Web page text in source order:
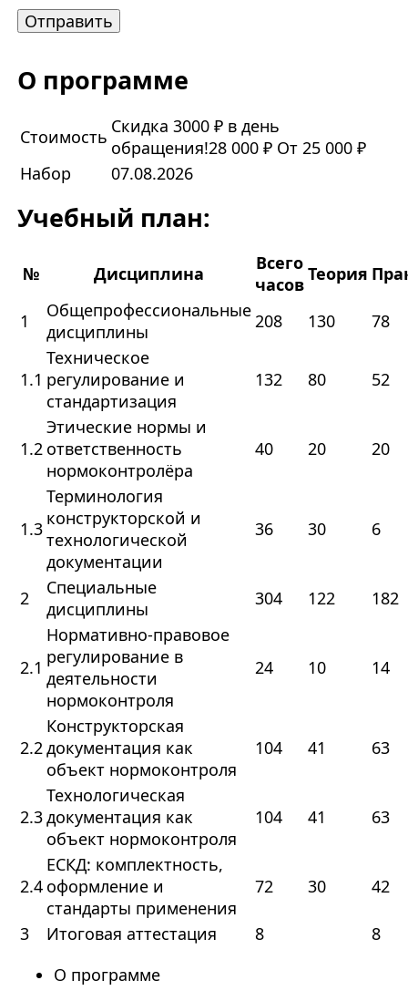
О программе
Стоимость Скидка 3000 ₽ в день
обращения!28 000 ₽ От 25 000 ₽
Набор
07.08.2026
Учебный план:
№ Дисциплина
Всего
часовТеория
1
Общепрофессиональные
дисциплины
208 130 78
1.1
Техническое
регулирование и
стандартизация
132 80 52
1.2
Этические нормы и
ответственность
нормоконтролёра
40 20 20
1.3
Терминология
конструкторской и
технологической
документации
36 30 6
2
Специальные
дисциплины
304 122 182
2.1
Нормативно‑правовое
регулирование в
деятельности
нормоконтроля
24 10 14
2.2
Конструкторская
документация как
объект нормоконтроля
104 41 63
2.3
Технологическая
документация как
объект нормоконтроля
104 41 63
2.4
ЕСКД: комплектность,
оформление и
стандарты применения
72 30 42
3 Итоговая аттестация 8
8
О программе